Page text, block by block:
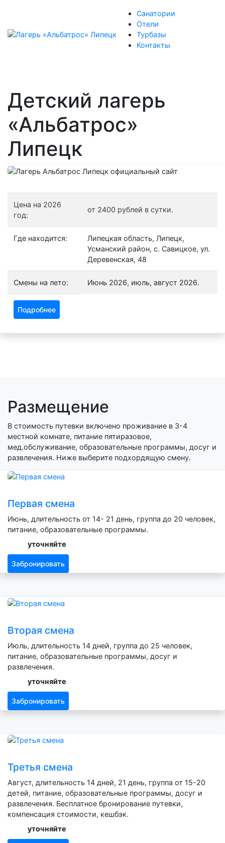
Санатории
Отели
Турбазы
Контакты
Детский лагерь
«Альбатрос»
Липецк
Цена на 2026
год:
от 2400 рублей в сутки.
Где находится:
Липецкая область, Липецк,
Усманский район, с. Савицкое, ул.
Деревенская, 48
Смены на лето: Июнь 2026, июль, август 2026.
Подробнее
Размещение
В стоимость путевки включено проживание в 3-4
местной комнате, питание пятиразовое,
мед.обслуживание, образовательные программы, досуг и
развлечения. Ниже выберите подхордящую смену.
Первая смена
Июнь, длительность от 14- 21 день, группа до 20 человек,
питание, образовательные программы.
уточняйте
Забронировать
Вторая смена
Июль, длительность 14 дней, группа до 25 человек,
питание, образовательные программы, досуг и
развлечения.
уточняйте
Забронировать
Третья смена
Август, длительность 14 дней, 21 день, группа от 15-20
детей, питание, образовательные программы, досуг и
развлечения. Бесплатное бронирование путевки,
компенсация стоимости, кешбэк.
уточняйте